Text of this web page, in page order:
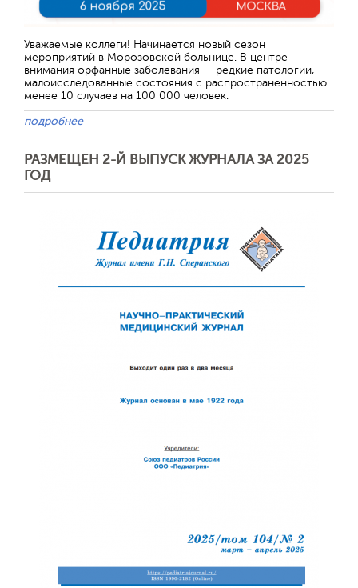
Уважаемые коллеги! Начинается новый сезон
мероприятий в Морозовской больнице. В центре
внимания орфанные заболевания — редкие патологии,
малоисследованные состояния с распространенностью
менее 10 случаев на 100 000 человек.
подробнее
РАЗМЕЩЕН 2-Й ВЫПУСК ЖУРНАЛА ЗА 2025
ГОД